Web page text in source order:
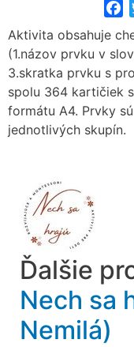
Aktivita obsahuje
(1.názov prvku v
3.skratka prvku s
spolu 364 kartičiek
formátu A4. Prvky
jednotlivých skupín.
Ďalšie
Nech sa
Nemilá)